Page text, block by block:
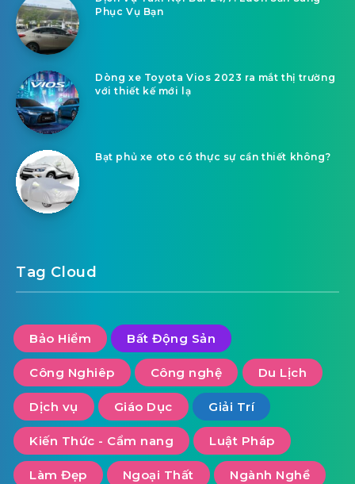
Phục Vụ Bạn
Dòng xe Toyota Vios 2023 ra mắt thị trường
với thiết kế mới lạ
Bạt phủ xe oto có thực sự cần thiết không?
Tag Cloud
Bảo Hiểm Bất Động Sản
Công Nghiêp Công nghệ Du Lịch
Dịch vụ Giáo Dục Giải Trí
Kiến Thức - Cẩm nang Luật Pháp
Làm Đẹp Ngoại Thất Ngành Nghề